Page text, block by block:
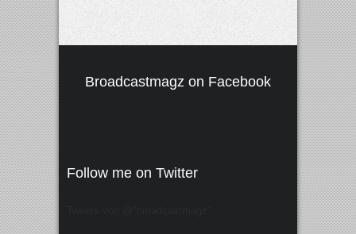
Broadcastmagz on Facebook
Follow me on Twitter